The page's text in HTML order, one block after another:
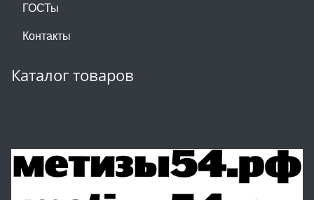
ГОСТы
Контакты
Каталог товаров